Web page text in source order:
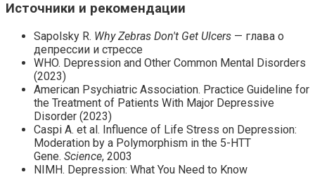
Источники и рекомендации
Sapolsky R. Why Zebras Don't Get Ulcers — глава о
депрессии и стрессе
WHO. Depression and Other Common Mental Disorders
(2023)
American Psychiatric Association. Practice Guideline for
the Treatment of Patients With Major Depressive
Disorder (2023)
Caspi A. et al. Influence of Life Stress on Depression:
Moderation by a Polymorphism in the 5-HTT
Gene. Science, 2003
NIMH. Depression: What You Need to Know